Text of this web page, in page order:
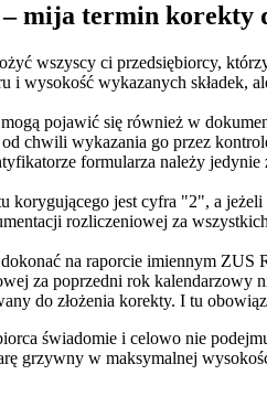
mija termin korekty
wszyscy ci przedsiębiorcy,
i wysokość wykazanych składek,
pojawić się również w
chwili wykazania go przez
formularza należy jedynie
korygującego jest cyfra "2", a
rozliczeniowej za
na raporcie imiennym ZUS
za poprzedni rok kalendarzowy
do złożenia korekty. I tu
świadomie i celowo nie
grzywny w maksymalnej